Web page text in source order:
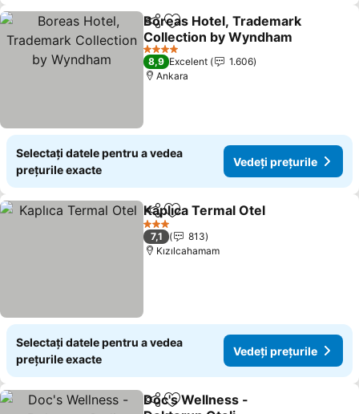
DistribuițiAdăugaţi la favorite
Boreas Hotel, Trademark
Collection by Wyndham
4 Stele
8,9 Excelent
1.606
Ankara
Selectați datele pentru a vedea
prețurile exacte
Vedeți prețurile
DistribuițiAdăugaţi la favorite
Kaplıca Termal Otel
3 Stele
7,1
813
Kızılcahamam
Selectați datele pentru a vedea
prețurile exacte
Vedeți prețurile
DistribuițiAdăugaţi la favorite
Doc's Wellness -